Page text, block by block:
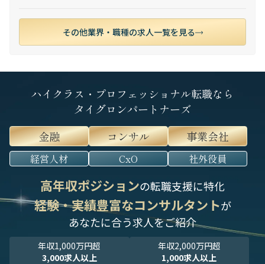
その他業界・職種の求人一覧を見る
ハイクラス・プロフェッショナル転職なら
タイグロンパートナーズ
金融
コンサル 事業会社
経営人材 CxO 社外役員
高年収ポジションの転職支援に特化
経験・実績豊富なコンサルタントが
あなたに合う求人をご紹介
年収1,000万円超
3,000求人以上
年収2,000万円超
1,000求人以上